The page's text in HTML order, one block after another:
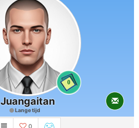
0
Juangaitan
Lange tijd
0